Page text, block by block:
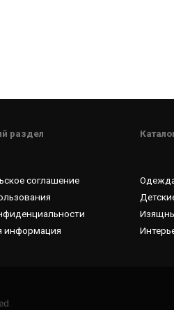
раздел
соглашение
информация